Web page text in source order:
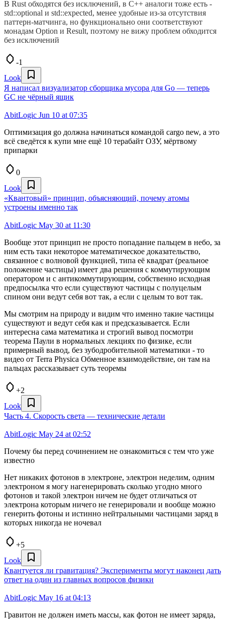
В Rust обходятся без исключений, в C++ аналоги тоже есть -
std::optional и std::expected, менее удобные из-за отсутствия
паттерн-матчинга, но функционально они соответствуют
монадам Option и Result, поэтому не вижу проблем обходится
без исключений
-1
Look
Я написал визуализатор сборщика мусора для Go — теперь
GC не чёрный ящик
AbitLogic Jun 10 at 07:35
Оптимизация go должна начинаться командой cargo new, а это
всё сведётся к купи мне ещё 10 терабайт ОЗУ, мёртвому
припарки
0
Look
«Квантовый» принцип, объясняющий, почему атомы
устроены именно так
AbitLogic May 30 at 11:30
Вообще этот принцип не просто попадание пальцем в небо, за
ним есть таки некоторое математическое доказательство,
связанное с волновой функцией, типа её квадрат (реальное
положение частицы) имеет два решения с коммутирующим
оператором и с антикоммутирующим, собственно исходная
предпосылка что если существуют частицы с полуцелым
спином они ведут себя вот так, а если с целым то вот так.
Мы смотрим на природу и видим что именно такие частицы
существуют и ведут себя как и предсказывается. Если
интересна сама математика и строгий вывод посмотри
теорема Паули в нормальных лекциях по физике, если
примерный вывод, без зубодробительной математики - то
видео от Terra Physica Обменное взаимодействие, он там на
пальцах рассказывает суть теоремы
+2
Look
Часть 4. Скорость света — технические детали
AbitLogic May 24 at 02:52
Почему бы перед сочинением не ознакомиться с тем что уже
известно
Нет никаких фотонов в электроне, электрон неделим, одним
электроном я могу нагенерировать сколько угодно много
фотонов и такой электрон ничем не будет отличаться от
электрона которым ничего не генерировали и вообще можно
генерить фотоны и истинно нейтральными частицами заряд в
которых никогда не ночевал
+5
Look
Квантуется ли гравитация? Эксперименты могут наконец дать
ответ на один из главных вопросов физики
AbitLogic May 16 at 04:13
Гравитон не должен иметь массы, как фотон не имеет заряда,